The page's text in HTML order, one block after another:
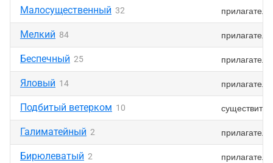
Малосущественный 32
Мелкий 84
Беспечный 25
Яловый 14
Подбитый ветерком 10
Галиматейный 2
Бирюлеватый 2